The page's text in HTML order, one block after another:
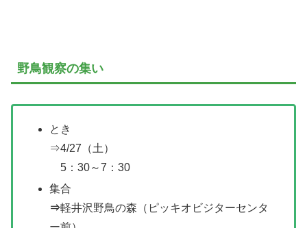
野鳥観察の集い
とき
⇒4/27（土）
5：30～7：30
集合
⇒軽井沢野鳥の森（ピッキオビジターセンタ